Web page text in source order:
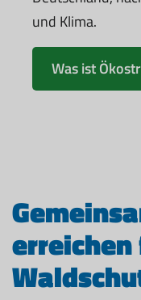
und Klima.
Was ist